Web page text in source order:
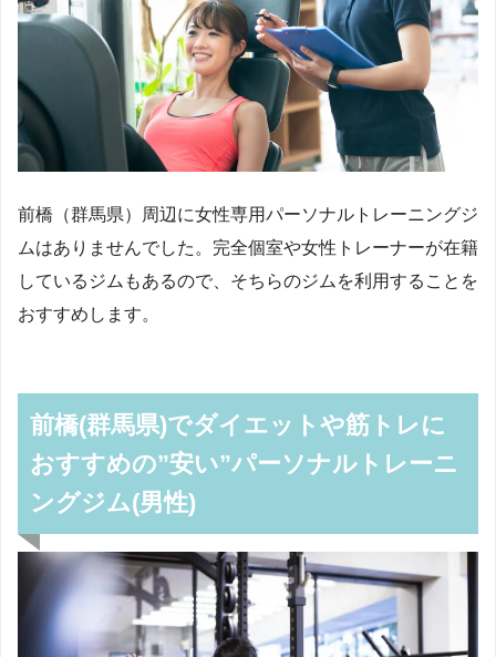
前橋（群馬県）周辺に女性専用パーソナルトレーニングジ
ムはありませんでした。完全個室や女性トレーナーが在籍
しているジムもあるので、そちらのジムを利用することを
おすすめします。
前橋(群馬県)でダイエットや筋トレに
おすすめの”安い”パーソナルトレーニ
ングジム(男性)